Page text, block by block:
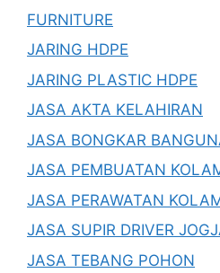
FURNITURE
JARING HDPE
JARING PLASTIC HDPE
JASA AKTA KELAHIRAN
JASA BONGKAR
JASA PEMBUATAN
JASA PERAWATAN
JASA SUPIR DRIVER
JASA TEBANG POHON